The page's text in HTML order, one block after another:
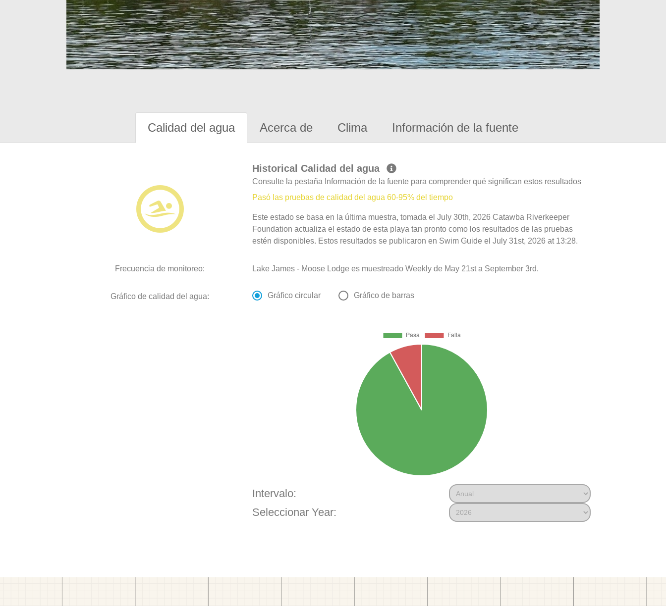
Calidad del agua Acerca de Clima Información de la fuente
Historical Calidad del agua
Consulte la pestaña Información de la fuente para comprender qué significan estos resultados
Pasó las pruebas de calidad del agua 60-95% del tiempo
Este estado se basa en la última muestra, tomada el July 30th, 2026 Catawba Riverkeeper
Foundation actualiza el estado de esta playa tan pronto como los resultados de las pruebas
estén disponibles. Estos resultados se publicaron en Swim Guide el July 31st, 2026 at 13:28.
Frecuencia de monitoreo: Lake James - Moose Lodge es muestreado Weekly de May 21st a September 3rd.
Gráfico de calidad del agua: Gráfico circular Gráfico de barras
Intervalo:
Seleccionar Year: